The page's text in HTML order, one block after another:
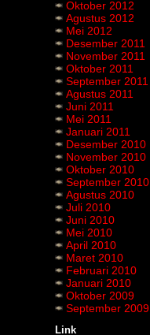
Oktober 2012
Agustus 2012
Mei 2012
Desember 2011
November 2011
Oktober 2011
September 2011
Agustus 2011
Juni 2011
Mei 2011
Januari 2011
Desember 2010
November 2010
Oktober 2010
September 2010
Agustus 2010
Juli 2010
Juni 2010
Mei 2010
April 2010
Maret 2010
Februari 2010
Januari 2010
Oktober 2009
September 2009
Link